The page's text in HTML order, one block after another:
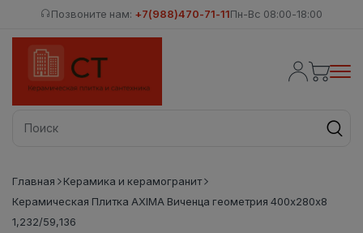
Позвоните нам: +7(988)470-71-11Пн-Вс 08:00-18:00
Главная
Керамика и керамогранит
Керамическая Плитка AXIMA Виченца геометрия 400х280х8
1,232/59,136